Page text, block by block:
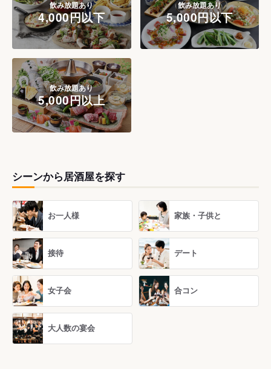
飲み放題あり
4,000円以下
飲み放題あり
5,000円以下
飲み放題あり
5,000円以上
シーンから居酒屋を探す
お一人様 家族・子供と
接待 デート
女子会 合コン
大人数の宴会